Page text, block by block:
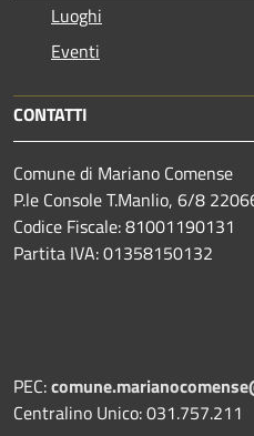
Luoghi
Eventi
CONTATTI
Comune di Mariano Comense
P.le Console T.Manlio, 6/8
Codice Fiscale: 81001190131
Partita IVA: 01358150132
PEC:
Centralino Unico: 031.757.211